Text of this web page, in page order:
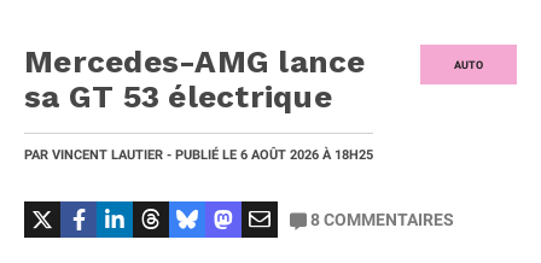
AUTO
Mercedes-AMG lance
sa GT 53 électrique
PAR VINCENT LAUTIER - PUBLIÉ LE 6 AOÛT 2026 À 18H25
8COMMENTAIRES